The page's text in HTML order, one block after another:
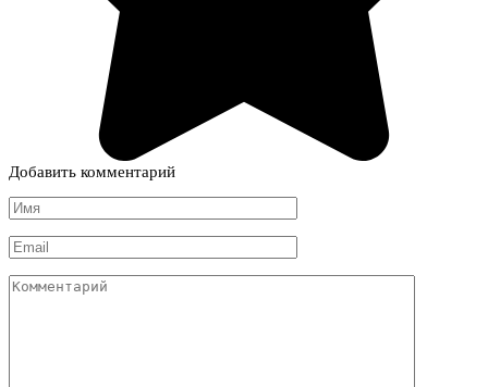
Добавить комментарий
Имя
*
Email
*
Комментарий